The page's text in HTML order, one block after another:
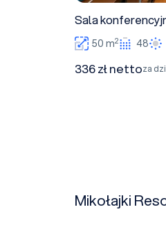
Sala
50 m2 48
336 zł nettoza
Mikołajki